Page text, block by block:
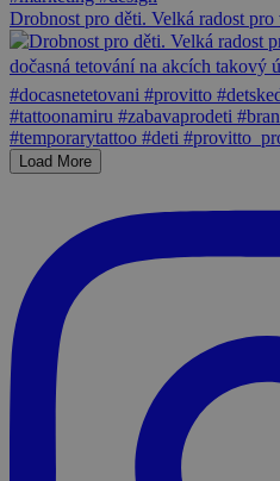
Drobnost pro děti. Velká radost
Load More